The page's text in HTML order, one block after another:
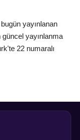
yayınlanan
güncel yayınlanma
22 numaralı